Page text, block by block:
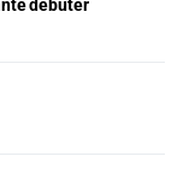
debuter